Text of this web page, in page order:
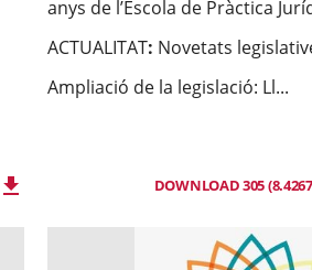
anys de l’Escola de Pràctica
ACTUALITAT: Novetats
Ampliació de la legislació: Ll...
DOWNLOAD 305